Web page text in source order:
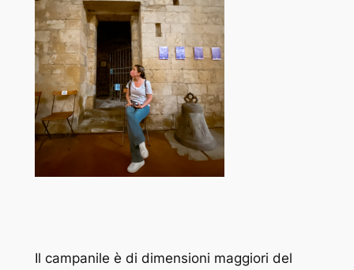
Il campanile è di dimensioni maggiori del